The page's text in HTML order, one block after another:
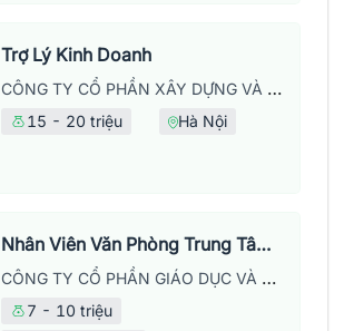
Trợ Lý Kinh Doanh
CÔNG TY CỔ PHẦN XÂY DỰNG VÀ PHÁT TRIỂN THƯƠNG MẠI HOÀNG LẦM
15 - 20 triệu Hà Nội
Nhân Viên Văn Phòng Trung Tâm Anh Ngữ
CÔNG TY CỔ PHẦN GIÁO DỤC VÀ NĂNG LƯỢNG ĐÔNG ĐÔ
7 - 10 triệu